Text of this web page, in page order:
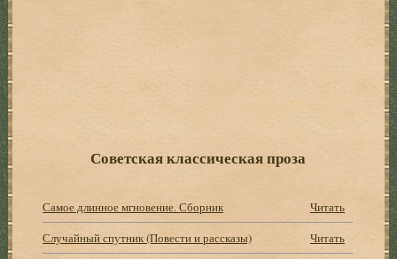
Советская классическая проза
Самое длинное мгновение. Сборник
Читать
Случайный спутник (Повести и рассказы)
Читать